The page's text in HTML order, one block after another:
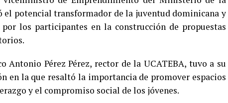
el potencial transformador de la juventud dominicana y
los participantes en la construcción de propuestas
Antonio Pérez Pérez, rector de la UCATEBA, tuvo a su
en la que resaltó la importancia de promover espacios
y el compromiso social de los jóvenes.